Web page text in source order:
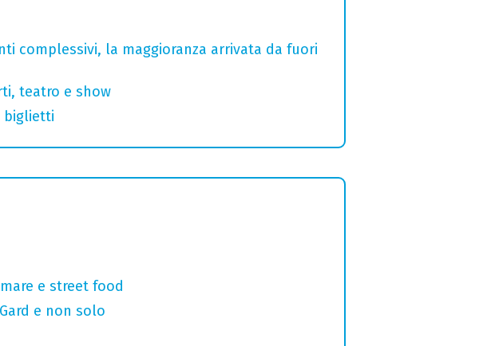
complessivi, la maggioranza arrivata da fuori
teatro e show
biglietti
e street food
e non solo